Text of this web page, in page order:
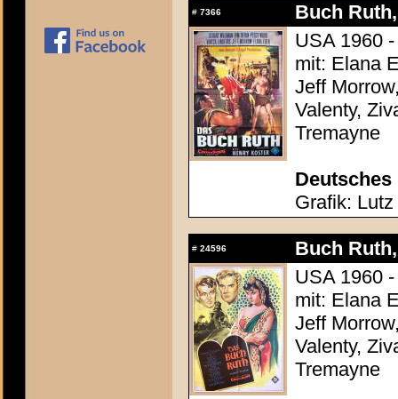
# 7366
Buch
USA 1960
mit: Elana
Jeff
Valenty,
Tremayne
Deutsches
Grafik:
# 24596
Buch
USA 1960
mit: Elana
Jeff
Valenty,
Tremayne